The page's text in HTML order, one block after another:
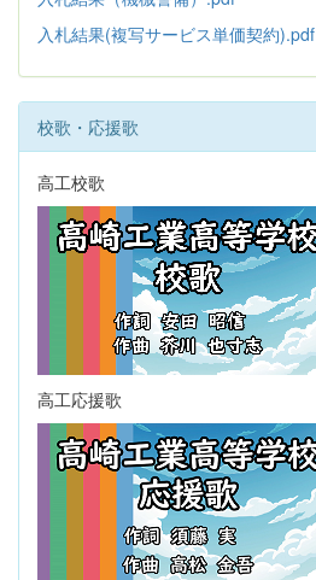
入札結果(複写サービス単価契約).pdf
校歌・応援歌
高工校歌
高工応援歌